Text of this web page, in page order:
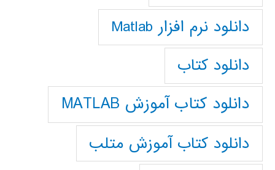
دانلود نرم افزار Matlab
دانلود کتاب
دانلود کتاب آموزش MATLAB
دانلود کتاب آموزش متلب